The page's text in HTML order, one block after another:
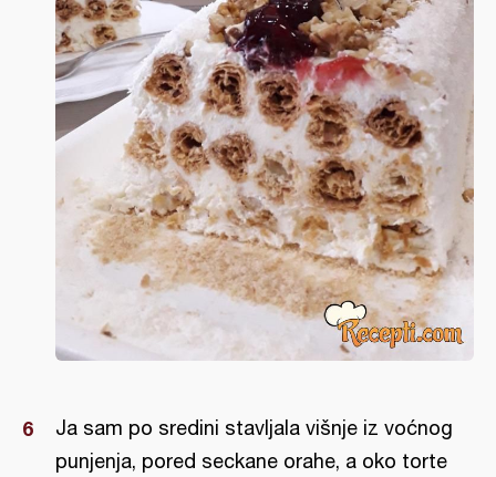
Ja sam po sredini stavljala višnje iz voćnog
punjenja, pored seckane orahe, a oko torte